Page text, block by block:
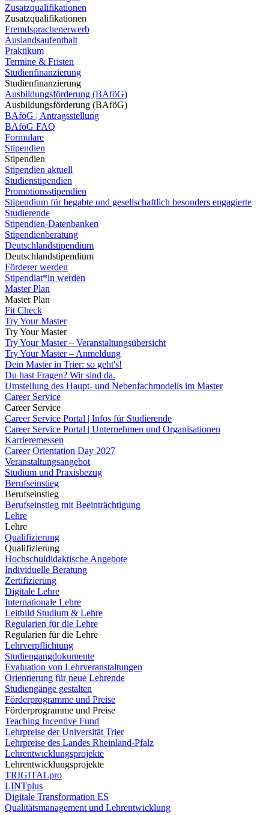
Zusatzqualifikationen
Zusatzqualifikationen
Fremdsprachenerwerb
Auslandsaufenthalt
Praktikum
Termine & Fristen
Studienfinanzierung
Studienfinanzierung
Ausbildungsförderung (BAföG)
Ausbildungsförderung (BAföG)
BAföG | Antragsstellung
BAföG FAQ
Formulare
Stipendien
Stipendien
Stipendien aktuell
Studienstipendien
Promotionsstipendien
Stipendium für begabte und gesellschaftlich besonders engagierte
Studierende
Stipendien-Datenbanken
Stipendienberatung
Deutschlandstipendium
Deutschlandstipendium
Förderer werden
Stipendiat*in werden
Master Plan
Master Plan
Fit Check
Try Your Master
Try Your Master
Try Your Master – Veranstaltungsübersicht
Try Your Master – Anmeldung
Dein Master in Trier: so geht's!
Du hast Fragen? Wir sind da.
Umstellung des Haupt- und Nebenfachmodells im Master
Career Service
Career Service
Career Service Portal | Infos für Studierende
Career Service Portal | Unternehmen und Organisationen
Karrieremessen
Career Orientation Day 2027
Veranstaltungsangebot
Studium und Praxisbezug
Berufseinstieg
Berufseinstieg
Berufseinstieg mit Beeinträchtigung
Lehre
Lehre
Qualifizierung
Qualifizierung
Hochschuldidaktische Angebote
Individuelle Beratung
Zertifizierung
Digitale Lehre
Internationale Lehre
Leitbild Studium & Lehre
Regularien für die Lehre
Regularien für die Lehre
Lehrverpflichtung
Studiengangdokumente
Evaluation von Lehrveranstaltungen
Orientierung für neue Lehrende
Studiengänge gestalten
Förderprogramme und Preise
Förderprogramme und Preise
Teaching Incentive Fund
Lehrpreise der Universität Trier
Lehrpreise des Landes Rheinland-Pfalz
Lehrentwicklungsprojekte
Lehrentwicklungsprojekte
TRIGITALpro
LINTplus
Digitale Transformation ES
Qualitätsmanagement und Lehrentwicklung